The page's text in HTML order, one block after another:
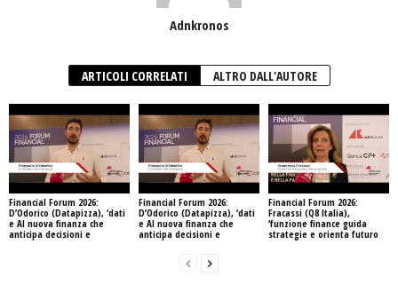
Adnkronos
ARTICOLI CORRELATI ALTRO DALL'AUTORE
Financial Forum 2026:
D’Odorico (Datapizza), ‘dati
e AI nuova finanza che
anticipa decisioni e
Financial Forum 2026:
D’Odorico (Datapizza), ‘dati
e AI nuova finanza che
anticipa decisioni e
Financial Forum 2026:
Fracassi (Q8 Italia),
‘funzione finance guida
strategie e orienta futuro